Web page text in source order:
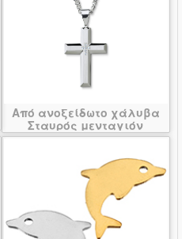
Από ανοξείδωτο χάλυβα
Σταυρός μενταγιόν